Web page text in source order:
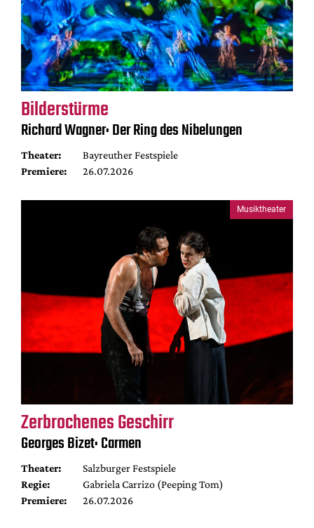
Bilderstürme
Richard Wagner: Der Ring des Nibelungen
Theater:
Bayreuther Festspiele
Premiere:
26.07.2026
Musiktheater
Zerbrochenes Geschirr
Georges Bizet: Carmen
Theater:
Salzburger Festspiele
Regie:
Gabriela Carrizo (Peeping Tom)
Premiere:
26.07.2026